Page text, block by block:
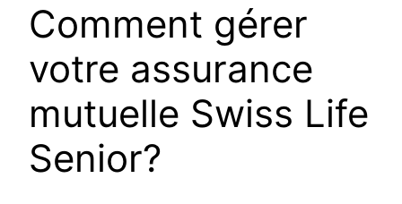
Comment gérer
votre assurance
mutuelle Swiss Life
Senior?